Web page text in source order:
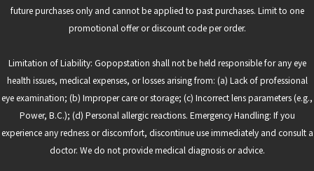
future purchases only and cannot be applied to past purchases. Limit to one
promotional offer or discount code per order.
Limitation of Liability: Gopopstation shall not be held responsible for any eye
health issues, medical expenses, or losses arising from: (a) Lack of professional
eye examination; (b) Improper care or storage; (c) Incorrect lens parameters (e.g.,
Power, B.C.); (d) Personal allergic reactions. Emergency Handling: If you
experience any redness or discomfort, discontinue use immediately and consult a
doctor. We do not provide medical diagnosis or advice.